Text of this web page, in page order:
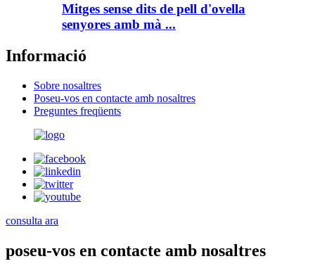
Mitges sense dits de pell d'ovella
senyores amb mà ...
Informació
Sobre nosaltres
Poseu-vos en contacte amb nosaltres
Preguntes freqüents
consulta ara
poseu-vos en contacte amb nosaltres